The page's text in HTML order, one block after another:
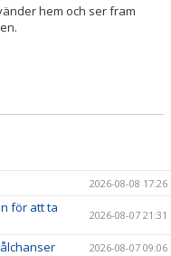
hem och ser fram
2026-08-08 17:26
för att ta
2026-08-07 21:31
2026-08-07 09:06